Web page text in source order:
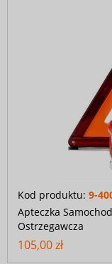
Kod produktu: 9-
Apteczka
Ostrzegawcza
105,00 zł